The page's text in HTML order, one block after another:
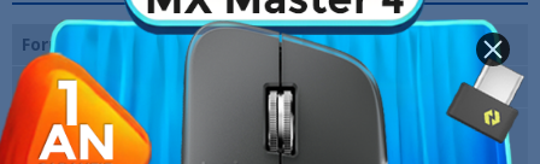
Format du boitier
Moyen Tour
Matériau boitier
Aluminium, Verre Trempé, Acier
Format de carte
mère
E-ATX, ATX, Micro ATX, Mini ITX